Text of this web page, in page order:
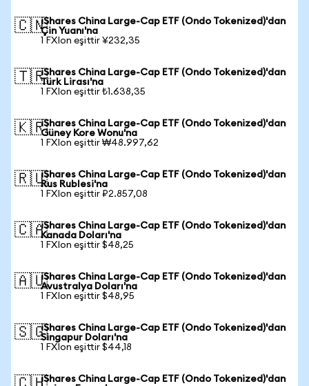
🇨🇳iShares China Large-Cap ETF (Ondo Tokenized)'dan
Çin Yuanı'na
1 FXIon eşittir ¥232,35
🇹🇷iShares China Large-Cap ETF (Ondo Tokenized)'dan
Türk Lirası'na
1 FXIon eşittir ₺1.638,35
🇰🇷iShares China Large-Cap ETF (Ondo Tokenized)'dan
Güney Kore Wonu'na
1 FXIon eşittir ₩48.997,62
🇷🇺iShares China Large-Cap ETF (Ondo Tokenized)'dan
Rus Rublesi'na
1 FXIon eşittir ₽2.857,08
🇨🇦iShares China Large-Cap ETF (Ondo Tokenized)'dan
Kanada Doları'na
1 FXIon eşittir $48,25
🇦🇺iShares China Large-Cap ETF (Ondo Tokenized)'dan
Avustralya Doları'na
1 FXIon eşittir $48,95
🇸🇬iShares China Large-Cap ETF (Ondo Tokenized)'dan
Singapur Doları'na
1 FXIon eşittir $44,18
iShares China Large-Cap ETF (Ondo Tokenized)'dan